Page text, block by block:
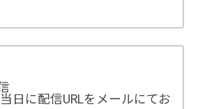
日に配信URLをメールにてお